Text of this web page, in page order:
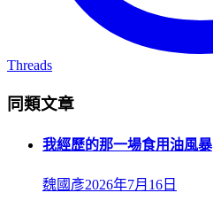
Threads
同類文章
我經歷的那一場食用油風暴
魏國彥2026年7月16日